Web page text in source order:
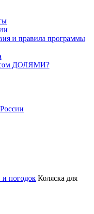
и правила программы
ДОЛЯМИ?
погодок Коляска для